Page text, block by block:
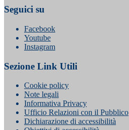
Seguici su
Facebook
Youtube
Instagram
Sezione Link Utili
Cookie policy
Note legali
Informativa Privacy
Ufficio Relazioni con il Pubblico
Dichiarazione di accessibilità